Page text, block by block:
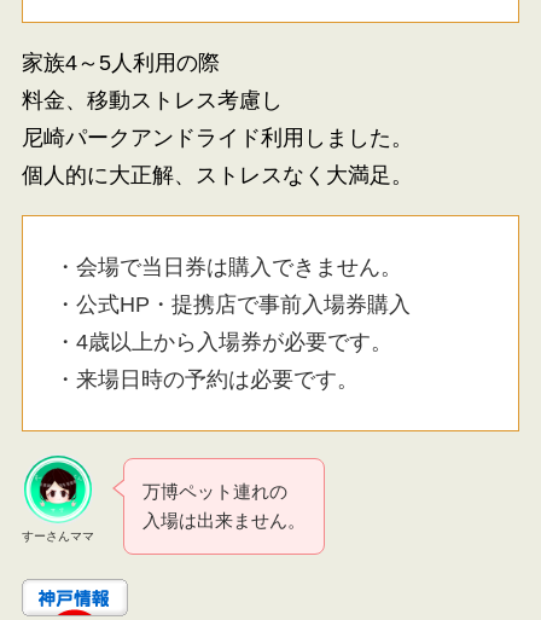
家族4～5人利用の際
料金、移動ストレス考慮し
尼崎パークアンドライド利用しました。
個人的に大正解、ストレスなく大満足。
・会場で当日券は購入できません。
・公式HP・提携店で事前入場券購入
・4歳以上から入場券が必要です。
・来場日時の予約は必要です。
すーさんママ
万博ペット連れの
入場は出来ません。